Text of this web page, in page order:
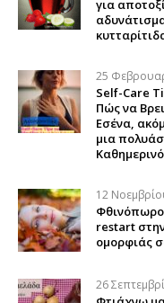
για
25
Self-Care
Πώς να
Εσένα,
μια
12
Φθινόπωρο
restart
ομορφιάς
26